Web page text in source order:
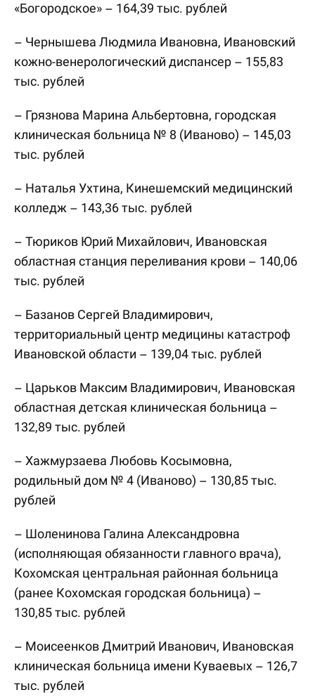
«Богородское» – 164,39 тыс. рублей
– Чернышева Людмила Ивановна, Ивановский
кожно-венерологический диспансер – 155,83
тыс. рублей
– Грязнова Марина Альбертовна, городская
клиническая больница № 8 (Иваново) – 145,03
тыс. рублей
– Наталья Ухтина, Кинешемский медицинский
колледж – 143,36 тыс. рублей
– Тюриков Юрий Михайлович, Ивановская
областная станция переливания крови – 140,06
тыс. рублей
– Базанов Сергей Владимирович,
территориальный центр медицины катастроф
Ивановской области – 139,04 тыс. рублей
– Царьков Максим Владимирович, Ивановская
областная детская клиническая больница –
132,89 тыс. рублей
– Хажмурзаева Любовь Косымовна,
родильный дом № 4 (Иваново) – 130,85 тыс.
рублей
– Шоленинова Галина Александровна
(исполняющая обязанности главного врача),
Кохомская центральная районная больница
(ранее Кохомская городская больница) –
130,85 тыс. рублей
– Моисеенков Дмитрий Иванович, Ивановская
клиническая больница имени Куваевых – 126,7
тыс. рублей